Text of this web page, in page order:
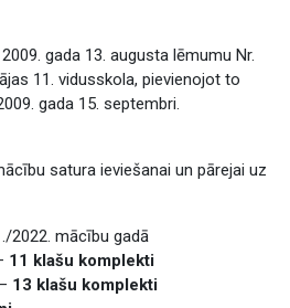
gada 13. augusta lēmumu Nr.
11. vidusskola, pievienojot to
gada 15. septembri.
satura ieviešanai un pārejai uz
2022. mācību gadā
11 klašu komplekti
– 13 klašu komplekti